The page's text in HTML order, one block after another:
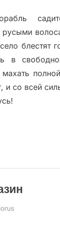
блестят
в
и со всей